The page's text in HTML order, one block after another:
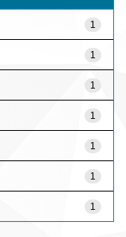
1
1
1
1
1
1
1